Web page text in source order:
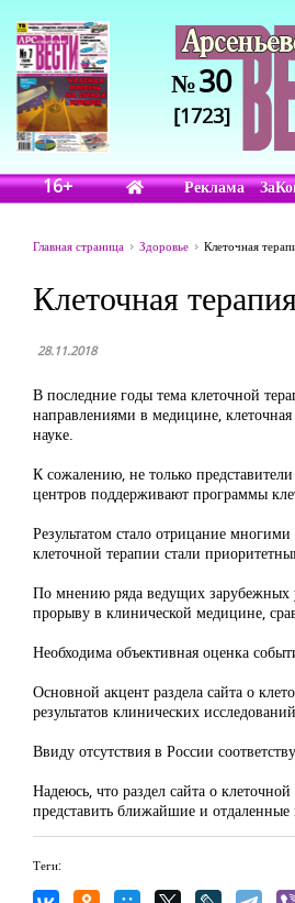
№30
[1723]
16+ Реклама
Главная страница Здоровье Клеточная
Клеточная
28.11.2018
В последние годы тема клеточной
направлениями в медицине,
науке.
К сожале­нию, не только
центров поддерживают программы
Результатом стало отрицание
клеточной терапии стали
По мнению ряда ведущих зарубежных
прорыву в клинической медицине,
Необходима объективная оценка
Ос­новной акцент раздела сайта о
результатов клинических
Ввиду отсутствия в России
Надеюсь, что раздел сайта о
предста­вить ближайшие и
Теги: